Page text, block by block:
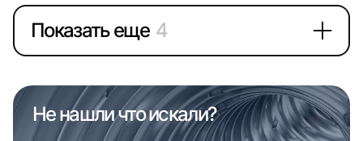
Показать еще 4
Не нашли что искали?